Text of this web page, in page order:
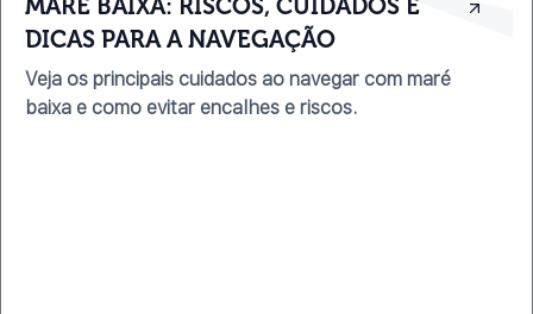
MARÉ BAIXA: RISCOS, CUIDADOS E
DICAS PARA A NAVEGAÇÃO
Veja os principais cuidados ao navegar com maré
baixa e como evitar encalhes e riscos.